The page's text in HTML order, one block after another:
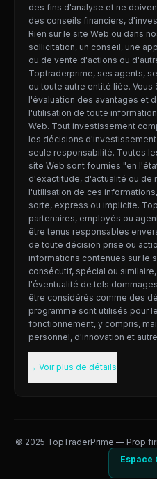
des fins d'analyse et ne
des conseils financiers,
Rien sur le site Web ou dans
sollicitation, un conseil, une
ou de vente d'actions ou
Toptraderprime, ses agents,
ou toute autre entité liée.
l'évaluation des avantages et
l'utilisation de toute
Web. Tout investissement
les décisions
seule responsabilité. Toutes
site Web sont fournies "en
d'exactitude, d'actualité ou de
l'utilisation de ces
sorte, express ou implicite.
partenaires, employés ou
être tenus responsables
de toute décision prise ou
informations contenues sur le
consécutif, spécial ou
l'éventualité de tels
être considérés comme des
programme sont utilisés pour
fonctionnement, y compris,
personnel, d'innovation et
→ Voir plus de détails
© 2025 TopTraderPrime — Prop
Espace